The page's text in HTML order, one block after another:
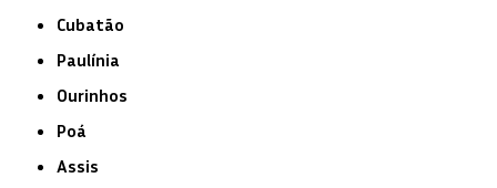
Cubatão
Paulínia
Ourinhos
Poá
Assis